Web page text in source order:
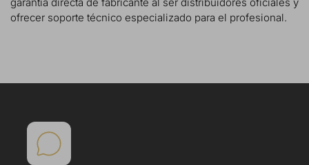
garantía directa de fabricante al ser distribuidores oficiales y
ofrecer soporte técnico especializado para el profesional.